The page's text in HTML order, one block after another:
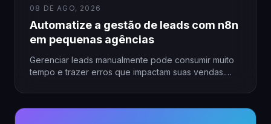
08 DE AGO, 2026
Automatize a gestão de leads com n8n
em pequenas agências
Gerenciar leads manualmente pode consumir muito
tempo e trazer erros que impactam suas vendas.